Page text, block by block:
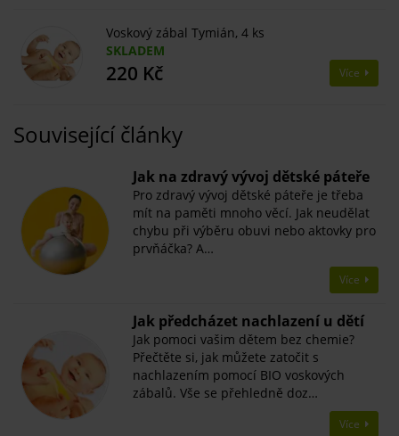
Voskový zábal Tymián, 4 ks
SKLADEM
220 Kč Více
Související články
​Jak na zdravý vývoj dětské páteře
Pro zdravý vývoj dětské páteře je třeba
mít na paměti mnoho věcí. Jak neudělat
chybu při výběru obuvi nebo aktovky pro
prvňáčka? A…
Více
Jak předcházet nachlazení u dětí
Jak pomoci vašim dětem bez chemie?
Přečtěte si, jak můžete zatočit s
nachlazením pomocí BIO voskových
zábalů. Vše se přehledně doz…
Více